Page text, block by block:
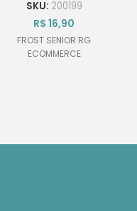
SKU: 200199
R$ 16,90
FROST SENIOR RG
ECOMMERCE